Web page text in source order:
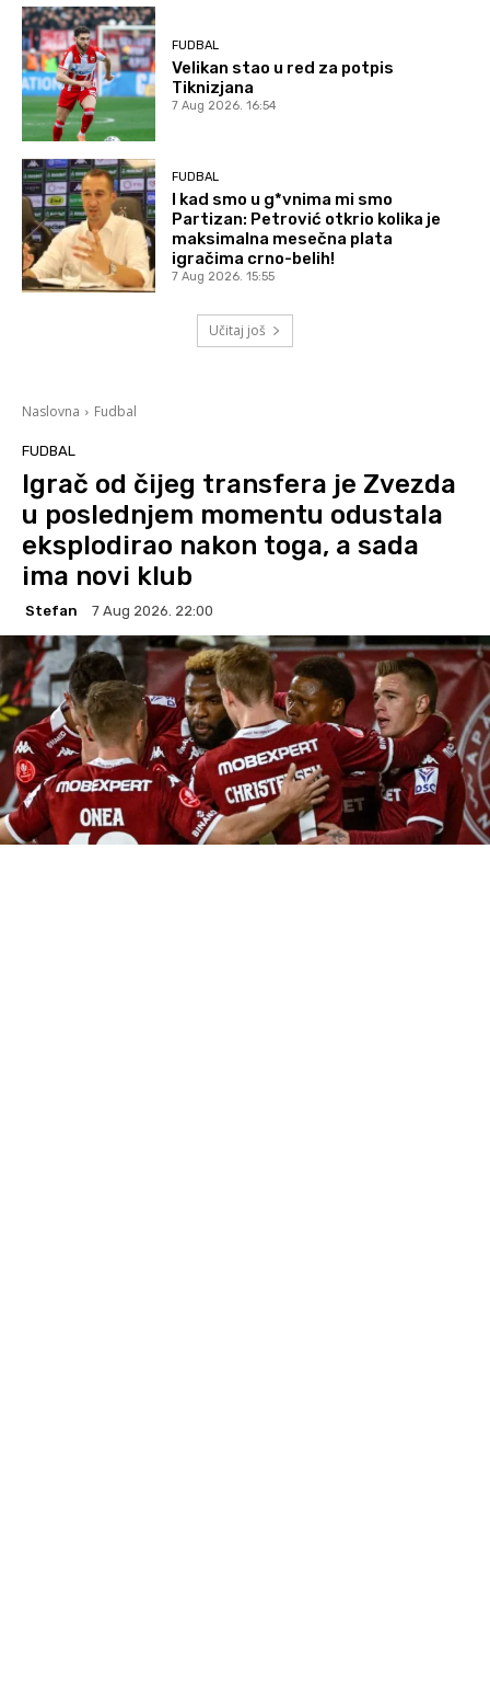
FUDBAL
Velikan stao u red za potpis
Tiknizjana
7 Aug 2026. 16:54
FUDBAL
I kad smo u g*vnima mi smo
Partizan: Petrović otkrio kolika je
maksimalna mesečna plata
igračima crno-belih!
7 Aug 2026. 15:55
Učitaj još